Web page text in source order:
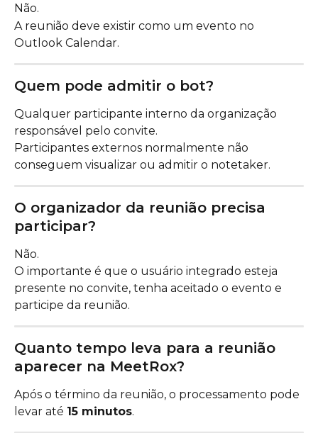
Não.
A reunião deve existir como um evento no
Outlook Calendar.
Quem pode admitir o bot?
Qualquer participante interno da organização
responsável pelo convite.
Participantes externos normalmente não
conseguem visualizar ou admitir o notetaker.
O organizador da reunião precisa
participar?
Não.
O importante é que o usuário integrado esteja
presente no convite, tenha aceitado o evento e
participe da reunião.
Quanto tempo leva para a reunião
aparecer na MeetRox?
Após o término da reunião, o processamento pode
levar até 15 minutos.